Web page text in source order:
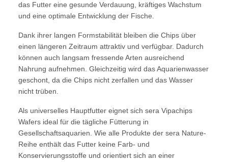
das Futter eine gesunde Verdauung, kräftiges Wachstum
und eine optimale Entwicklung der Fische.
Dank ihrer langen Formstabilität bleiben die Chips über
einen längeren Zeitraum attraktiv und verfügbar. Dadurch
können auch langsam fressende Arten ausreichend
Nahrung aufnehmen. Gleichzeitig wird das Aquarienwasser
geschont, da die Chips nicht zerfallen und das Wasser
nicht trüben.
Als universelles Hauptfutter eignet sich sera Vipachips
Wafers ideal für die tägliche Fütterung in
Gesellschaftsaquarien. Wie alle Produkte der sera Nature-
Reihe enthält das Futter keine Farb- und
Konservierungsstoffe und orientiert sich an einer